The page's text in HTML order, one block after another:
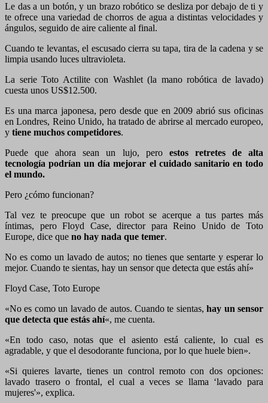
Le das a un botón, y un brazo robótico se desliza por debajo de ti y
te ofrece una variedad de chorros de agua a distintas velocidades y
ángulos, seguido de aire caliente al final.
Cuando te levantas, el escusado cierra su tapa, tira de la cadena y se
limpia usando luces ultravioleta.
La serie Toto Actilite con Washlet (la mano robótica de lavado)
cuesta unos US$12.500.
Es una marca japonesa, pero desde que en 2009 abrió sus oficinas
en Londres, Reino Unido, ha tratado de abrirse al mercado europeo,
y tiene muchos competidores.
Puede que ahora sean un lujo, pero estos retretes de alta
tecnología podrían un día mejorar el cuidado sanitario en todo
el mundo.
Pero ¿cómo funcionan?
Tal vez te preocupe que un robot se acerque a tus partes más
íntimas, pero Floyd Case, director para Reino Unido de Toto
Europe, dice que no hay nada que temer.
No es como un lavado de autos; no tienes que sentarte y esperar lo
mejor. Cuando te sientas, hay un sensor que detecta que estás ahí»
Floyd Case, Toto Europe
«No es como un lavado de autos. Cuando te sientas,hay un sensor
que detecta que estás ahí«, me cuenta.
«En todo caso, notas que el asiento está caliente, lo cual es
agradable, y que el desodorante funciona, por lo que huele bien».
«Si quieres lavarte, tienes un control remoto con dos opciones:
lavado trasero o frontal, el cual a veces se llama ‘lavado para
mujeres'», explica.